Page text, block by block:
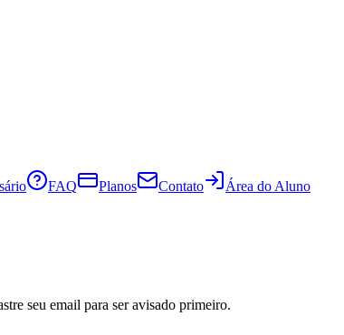
FAQ Planos Contato Área do Aluno
seu email para ser avisado primeiro.